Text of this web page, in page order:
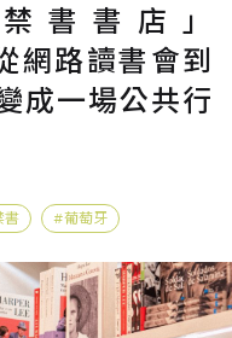
書書店」
網路讀書會到
成一場公共行
書 葡萄牙